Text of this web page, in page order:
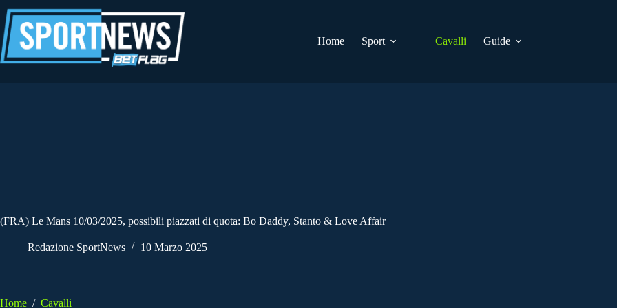
al
contenuto
Home
Sport Cavalli Guide
(FRA) Le Mans 10/03/2025, possibili piazzati di quota: Bo Daddy, Stanto & Love Affair
Redazione SportNews 10 Marzo 2025
Home / Cavalli